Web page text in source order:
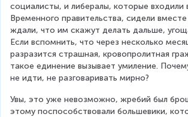
социалисты, и либералы, которые входили
Временного правительства, сидели
ждали, что им скажут делать дальше,
Если вспомнить, что через несколько
разразится страшная, кровопролитная
такое единение вызывает умиление.
не идти, не разговаривать мирно?
Увы, это уже невозможно, жребий был
этому поспособствовали большевики,